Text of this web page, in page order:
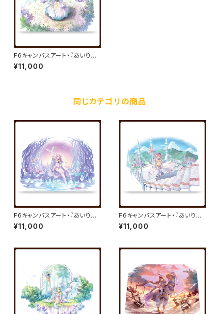
F6キャンバスアート・『あいりす
ミスティリア！』キャンバスアート
10／秘跡聖装 アナスチガル／
¥11,000
同じカテゴリの商品
F6キャンバスアート・『あいりす
ミスティリア！』キャンバスアート
01／秘跡聖装 アシュリー／べっ
¥11,000
F6キャンバスアート・『あいりす
ミスティリア！』キャンバスアート
02／秘跡聖装 クリス／夏野イ
¥11,000